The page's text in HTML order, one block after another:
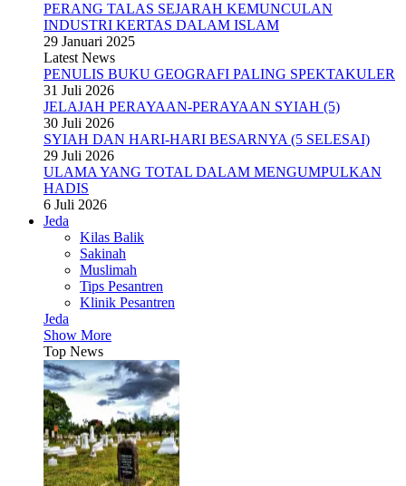
PERANG TALAS SEJARAH KEMUNCULAN
INDUSTRI KERTAS DALAM ISLAM
29 Januari 2025
Latest News
PENULIS BUKU GEOGRAFI PALING SPEKTAKULER
31 Juli 2026
JELAJAH PERAYAAN-PERAYAAN SYIAH (5)
30 Juli 2026
SYIAH DAN HARI-HARI BESARNYA (5 SELESAI)
29 Juli 2026
ULAMA YANG TOTAL DALAM MENGUMPULKAN
HADIS
6 Juli 2026
Jeda
Kilas Balik
Sakinah
Muslimah
Tips Pesantren
Klinik Pesantren
Jeda
Show More
Top News